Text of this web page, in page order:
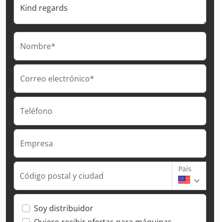
Nombre*
Correo electrónico*
Teléfono
Empresa
Código postal y ciudad
País
Soy distribuidor